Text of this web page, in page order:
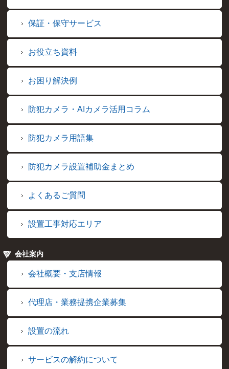
保証・保守サービス
お役立ち資料
お困り解決例
防犯カメラ・AIカメラ活用コラム
防犯カメラ用語集
防犯カメラ設置補助金まとめ
よくあるご質問
設置工事対応エリア
会社案内
会社概要・支店情報
代理店・業務提携企業募集
設置の流れ
サービスの解約について